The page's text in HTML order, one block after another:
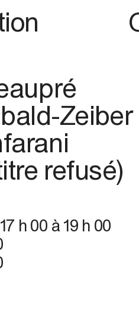
Zeiber
refusé)
17 h 00 à 19 h 00